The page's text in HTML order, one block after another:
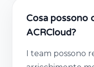
Cosa possono
ACRCloud?
I team possono